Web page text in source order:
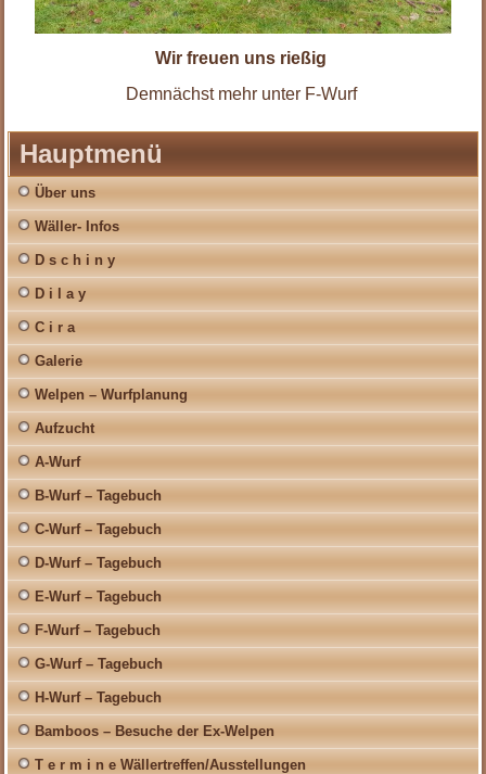
Wir freuen uns rießig
Demnächst mehr unter F-Wurf
Hauptmenü
Über uns
Wäller- Infos
D s c h i n y
D i l a y
C i r a
Galerie
Welpen – Wurfplanung
Aufzucht
A-Wurf
B-Wurf – Tagebuch
C-Wurf – Tagebuch
D-Wurf – Tagebuch
E-Wurf – Tagebuch
F-Wurf – Tagebuch
G-Wurf – Tagebuch
H-Wurf – Tagebuch
Bamboos – Besuche der Ex-Welpen
T e r m i n e Wällertreffen/Ausstellungen